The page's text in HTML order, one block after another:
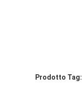
Prodotto Tag: